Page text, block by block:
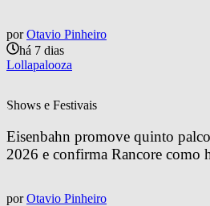
por Otavio Pinheiro
há 7 dias
Lollapalooza
Shows e Festivais
Eisenbahn promove quinto
2026 e confirma Rancore como
por Otavio Pinheiro